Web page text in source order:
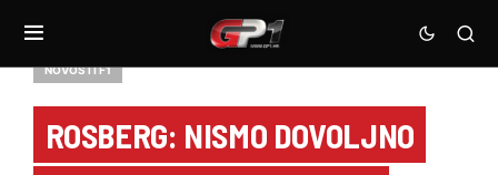
NOVOSTI F1
ROSBERG: NISMO DOVOLJNO